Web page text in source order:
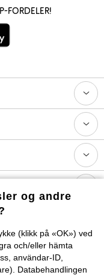
fordeler!
på
og andre
(klikk på «OK») ved
och/eller hämta
användar-ID,
Databehandlingen